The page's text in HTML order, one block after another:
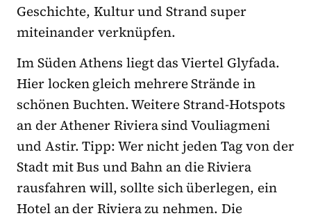
Geschichte, Kultur und Strand super
miteinander verknüpfen.
Im Süden Athens liegt das Viertel Glyfada.
Hier locken gleich mehrere Strände in
schönen Buchten. Weitere Strand-Hotspots
an der Athener Riviera sind Vouliagmeni
und Astir. Tipp: Wer nicht jeden Tag von der
Stadt mit Bus und Bahn an die Riviera
rausfahren will, sollte sich überlegen, ein
Hotel an der Riviera zu nehmen. Die